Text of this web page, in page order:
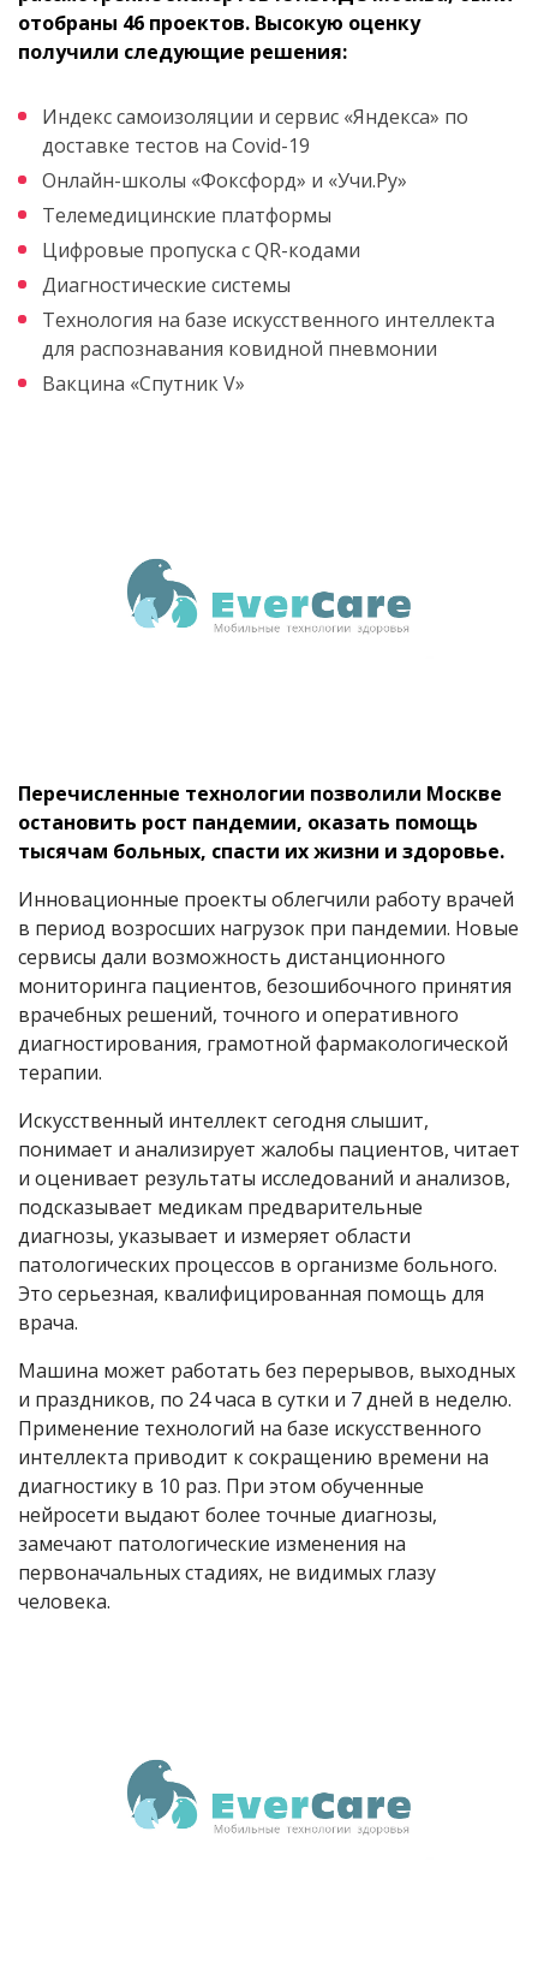
отобраны 46 проектов. Высокую оценку
получили следующие решения:
Индекс самоизоляции и сервис «Яндекса» по
доставке тестов на Covid-19
Онлайн-школы «Фоксфорд» и «Учи.Ру»
Телемедицинские платформы
Цифровые пропуска с QR-кодами
Диагностические системы
Технология на базе искусственного интеллекта
для распознавания ковидной пневмонии
Вакцина «Спутник V»
Перечисленные технологии позволили Москве
остановить рост пандемии, оказать помощь
тысячам больных, спасти их жизни и здоровье.
Инновационные проекты облегчили работу врачей
в период возросших нагрузок при пандемии. Новые
сервисы дали возможность дистанционного
мониторинга пациентов, безошибочного принятия
врачебных решений, точного и оперативного
диагностирования, грамотной фармакологической
терапии.
Искусственный интеллект сегодня слышит,
понимает и анализирует жалобы пациентов, читает
и оценивает результаты исследований и анализов,
подсказывает медикам предварительные
диагнозы, указывает и измеряет области
патологических процессов в организме больного.
Это серьезная, квалифицированная помощь для
врача.
Машина может работать без перерывов, выходных
и праздников, по 24 часа в сутки и 7 дней в неделю.
Применение технологий на базе искусственного
интеллекта приводит к сокращению времени на
диагностику в 10 раз. При этом обученные
нейросети выдают более точные диагнозы,
замечают патологические изменения на
первоначальных стадиях, не видимых глазу
человека.